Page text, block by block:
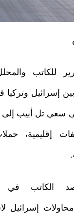
للكاتب
بين إسرائيل
سعي تل أبيب إلى
إقليمية،
الكاتب في
محاولات